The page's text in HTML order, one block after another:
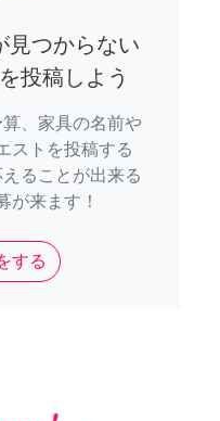
見つからない
投稿しよう
、家具の名前や
ストを投稿する
ることが出来る
が来ます！
する